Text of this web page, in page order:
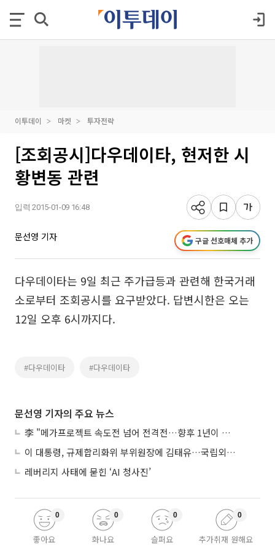
이투데이 마켓 투자전략
[조회공시]다우데이타, 현저한 시
황변동 관련
입력 2015-01-09 16:48
문선영 기자 구글 선호매체 추가
다우데이타는 9일 최근 주가급등과 관련해 한국거래
소로부터 조회공시를 요구받았다. 답변시한은 오는
12일 오후 6시까지다.
#다우데이타 #다우데이타
문선영 기자의 주요 뉴스
李 "메가프로젝트 속도전 넘어 전격전…향후 1년이 골든타임"
이 대통령, 규제합리화위 부위원장에 김태유…국립외교원장 김흥규
레버리지 사태에 묻힌 ‘AI 청사진’
좋아요
0
화나요
0
슬퍼요
0
추가취재 원해요
0